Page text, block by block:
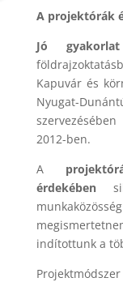
A projektórák
Jó
Kapuvár és
Nyugat-
2012-ben.
A
érdekében
indítottunk a